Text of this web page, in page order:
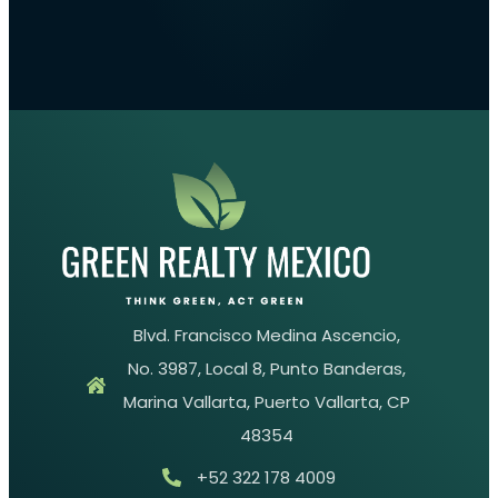
Blvd. Francisco Medina Ascencio,
No. 3987, Local 8, Punto Banderas,
Marina Vallarta, Puerto Vallarta, CP
48354
+52 322 178 4009